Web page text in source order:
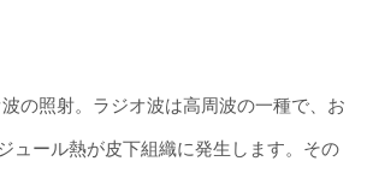
の照射。ラジオ波は高周波の一種で、お
ュール熱が皮下組織に発生します。その